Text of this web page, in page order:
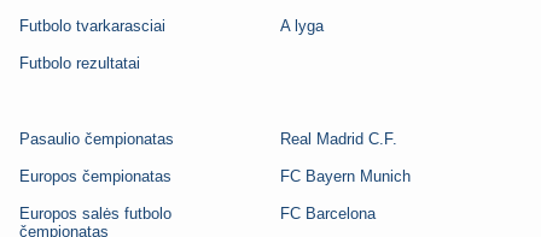
Futbolo tvarkarasciai
Futbolo rezultatai
A lyga
Pasaulio čempionatas
Europos čempionatas
Europos salės futbolo
čempionatas
Real Madrid C.F.
FC Bayern Munich
FC Barcelona